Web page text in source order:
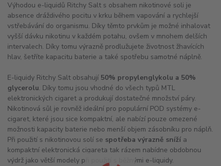
Výhodou e-liquidů Ritchy Salt s obsahem nikotinové soli je
absence dráždivého pocitu v krku během vapování a rychlejší
vstřebávání do organismu. Díky těmto prvkům je možné inhalovat
vyšší dávku nikotinu v každém potahu, ovšem v mnohem delších
intervalech. Díky tomu výrazně prodlužujete životnost žhavících
hlav, šetříte kapacitu baterie a také spotřebu samotné náplně.
E-liquidy Ritchy Salt obsahují 50% propylenglykolu a 50%
glycerolu. Díky tomu jsou vhodné do všech typů MTL
elektronických cigaret a produkují dostatečné množství páry.
Nikotinová sůl je rovněž ideální pro populární POD systémy e-
cigaret, které jsou sice kompaktní, ale nabízí pouze omezené
možnosti kapacity baterie nebo menší objem zásobníku pro náplň.
Při použití s nikotinovou solí se spotřeba výrazně sníží a
kompaktní elektronická cigareta tak rázem nabídne obdobnou
výdrž jako větší modely při použití s běžnými e-liquidy.